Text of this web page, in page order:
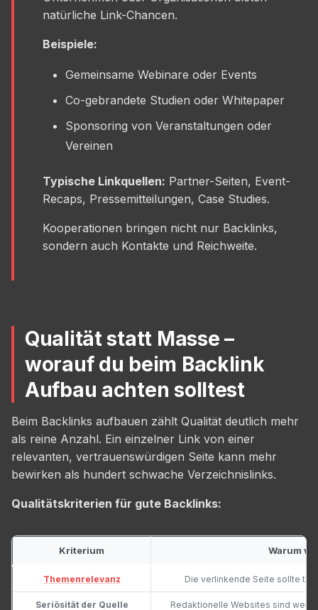
natürliche Link-Chancen.
Beispiele:
Gemeinsame Webinare oder Events
Co-gebrandete Studien oder Whitepaper
Sponsoring von Veranstaltungen oder
Vereinen
Typische Linkquellen: Partner-Seiten, Event-
Recaps, Pressemitteilungen, Case Studies.
Kooperationen bringen nicht nur Backlinks,
sondern auch Kontakte und Reichweite.
Qualität statt Masse –
worauf du beim Backlink
Aufbau achten solltest
Beim Backlinks aufbauen zählt Qualität deutlich mehr
als reine Anzahl. Ein einzelner Link von einer
relevanten, vertrauenswürdigen Seite kann mehr
bewirken als hundert schwache Verzeichnislinks.
Qualitätskriterien für gute Backlinks:
Kriterium Warum
Themenrelevanz Die verlinkende Seite sollte
Seriösität der Quelle Redaktionelle Websites sind